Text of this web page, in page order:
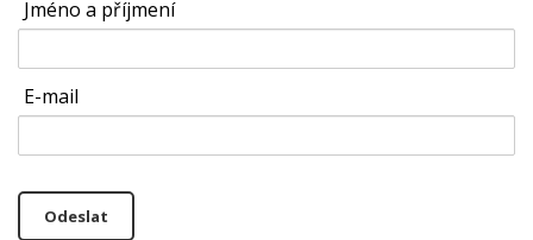
Jméno a příjmení
E-mail
Odeslat